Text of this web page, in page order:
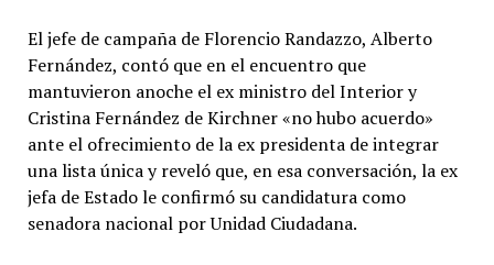
El jefe de campaña de Florencio Randazzo, Alberto
Fernández, contó que en el encuentro que
mantuvieron anoche el ex ministro del Interior y
Cristina Fernández de Kirchner «no hubo acuerdo»
ante el ofrecimiento de la ex presidenta de integrar
una lista única y reveló que, en esa conversación, la ex
jefa de Estado le confirmó su candidatura como
senadora nacional por Unidad Ciudadana.